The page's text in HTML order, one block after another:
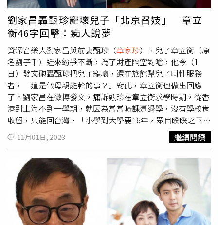
門，說孩子不上學，父母違法，會遭到起訴。香港、上海，
加起來讀了不到一學期，拿不到轉學證明，沒有學校肯收
他，最後查到，去一個訓練營學習兩周，才可以入學。就把
他送去了，章家珍 在家天天哭鬧，鬧到受不了，只好把孩子
接回來。美國又不能待了，只能回台灣。在21世紀的今天，
還有個孩子未上過學，沒受教育，會有人信嗎？小學到大學
要十六年，眾目睽睽之下，她帶著孩子躲躲藏藏了16年，躲
過政府的監督和朋友的懷疑，要多有心機，多會算計。很久
前， 章家珍叫我在幾張白紙上簽個字，我問她做什麽？他說
我經常在外，萬一家裡有事，可以添上。我毫不猶豫的簽
了。這個卑鄙的人三十年後都用上了。 一個女人活著，每
天算計自已先生，會快樂嗎？一個沒有受過教育的孩子，根
本不知道倫理道德和廉恥，凡事以自我為中心，還未成年買
過多少名車？一部部的撞。每次出事，都是她媽花錢消災。
我曾打電話到上海，警告
章家珍 不能再買車給他。三天後，
又高價給他買了上海唯一一部保時捷。沒多久又出了車禍，
還好車上坐了國家領導人級的孩子，讓他又逃過一關。16歲
還未成年，半夜跑到酒吧，喝醉了竟把旁桌的浦東公安局
長，打得頭破血流。連夜逃跑送到深圳，逃到香港。一個孽
劉家昌轟甄珍寵壞兒子「北京召妓」 章立
衡46字回擊：痴人說夢
資深音樂人劉家昌與前妻甄珍（章家珍）、兒子章立衡（原
名劉子千）近來紛爭不斷，為了財產隔空對嗆，他今（1
日）發文砲轟甄珍把兒子寵壞，還在旅館幫兒子叫性服務
者，「這是做母親能幹的事？」對此，章立衡也做出回應
了。劉家昌在微博發文，痛訴甄珍在章立衡求學時期，從香
港到上海不到一學期，就因為常常曠課遭退學，沒有學校肯
收留，只能回台灣，「小學到大學要16年，眾目睽睽之下，
她帶著孩子躲躲藏藏了16年，躲過政府的監督和朋友的懷
疑，要多有心機，多會算計」。劉家昌砲轟章立衡沒受過教
育，根本不知倫理道德和廉恥，凡事以自我為中心，未成年
買過多少名車，一部部的撞，「每次出事，都是她媽花錢消
災」，甚至半夜跑到酒吧，喝醉把旁桌的浦東公安局長，打
得頭破血流，「一個孽子，讓我天天提心弔膽過日子，走路
無路，必須改變環境。有他媽媽在身邊，無限的金援，愈變
愈壞」。劉家昌砲轟甄珍沒有廉恥，在旅館幫兒子找性服務
11月01日, 2023 繼續閱讀